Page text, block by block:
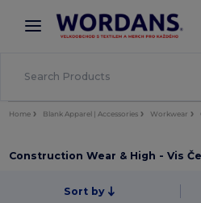
× Aplikace Wordans
Lepší ceny v aplikaci!
Home Blank Apparel | Accessories Workwear
Construction Wear & High - Vis
Sort by